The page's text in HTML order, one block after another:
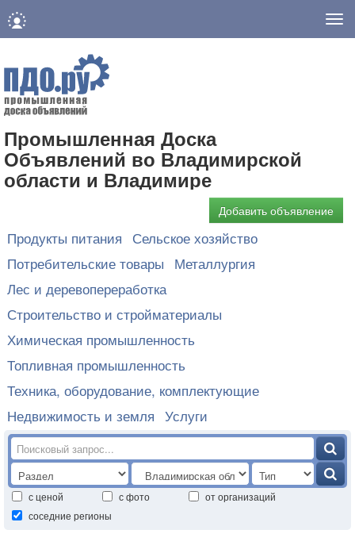
Промышленная Доска
Объявлений во Владимирской
области и Владимире
Добавить объявление
Продукты питания Сельское хозяйство
Потребительские товары Металлургия
Лес и деревопереработка
Строительство и стройматериалы
Химическая промышленность
Топливная промышленность
Техника, оборудование, комплектующие
Недвижимость и земля Услуги
с ценой с фото
от организаций
соседние регионы